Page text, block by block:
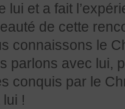
lui et a fait
de cette
connaissons le
parlons avec lui,
conquis par le
!